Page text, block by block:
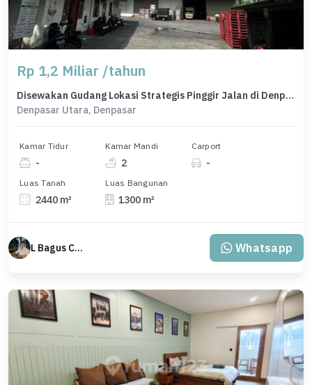
Rp 1,2 Miliar /tahun
Disewakan Gudang Lokasi Strategis Pinggir Jalan di Denpasar Utara
Denpasar Utara, Denpasar
Kamar Tidur
-
Kamar Mandi
2
Carport
-
Luas Tanah
2440 m²
Luas Bangunan
1300 m²
L Bagus Cakra Baskara Whatsapp